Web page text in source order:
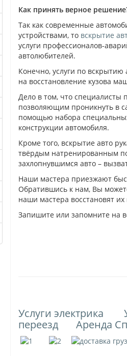
Как принять верное
Так как современные
устройствами, то вскрытие
услуги профессионалов-
автолюбителей.
Конечно, услуги по
на восстановление кузова
Дело в том, что
позволяющим проникнуть в
помощью набора
конструкции автомобиля.
Кроме того, вскрытие авто
твёрдым натренированным
захлопнувшимся авто –
Наши мастера приезжают
Обратившись к нам, Вы
наши мастера восстановят
Запишите или запомните на
Услуги электрика
переезд
Аренда